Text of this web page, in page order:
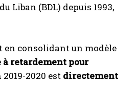
Liban (BDL) depuis 1993,
en consolidant un modèle
à retardement pour
2020 est directement